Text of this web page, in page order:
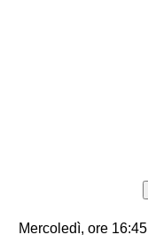
Mercoledì, ore 16:45